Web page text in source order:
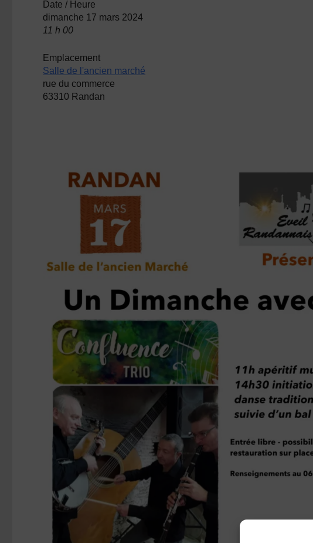
Date / Heure
dimanche 17 mars 2024
11 h 00
Emplacement
Salle de l'ancien marché
rue du commerce
63310 Randan